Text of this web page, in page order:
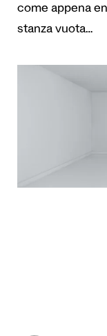
come appena
stanza vuota…